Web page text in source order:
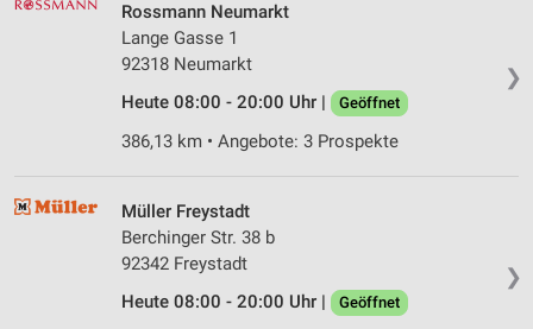
❯
Rossmann Neumarkt
Lange Gasse 1
92318 Neumarkt
Heute 08:00 - 20:00 Uhr |
Geöffnet
386,13 km • Angebote: 3 Prospekte
❯
Müller Freystadt
Berchinger Str. 38 b
92342 Freystadt
Heute 08:00 - 20:00 Uhr |
Geöffnet